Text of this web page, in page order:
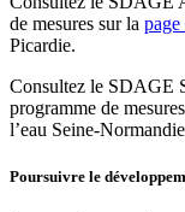
de mesures sur la page
Picardie.
Consultez le SDAGE
programme de
l’eau Seine-
Poursuivre le